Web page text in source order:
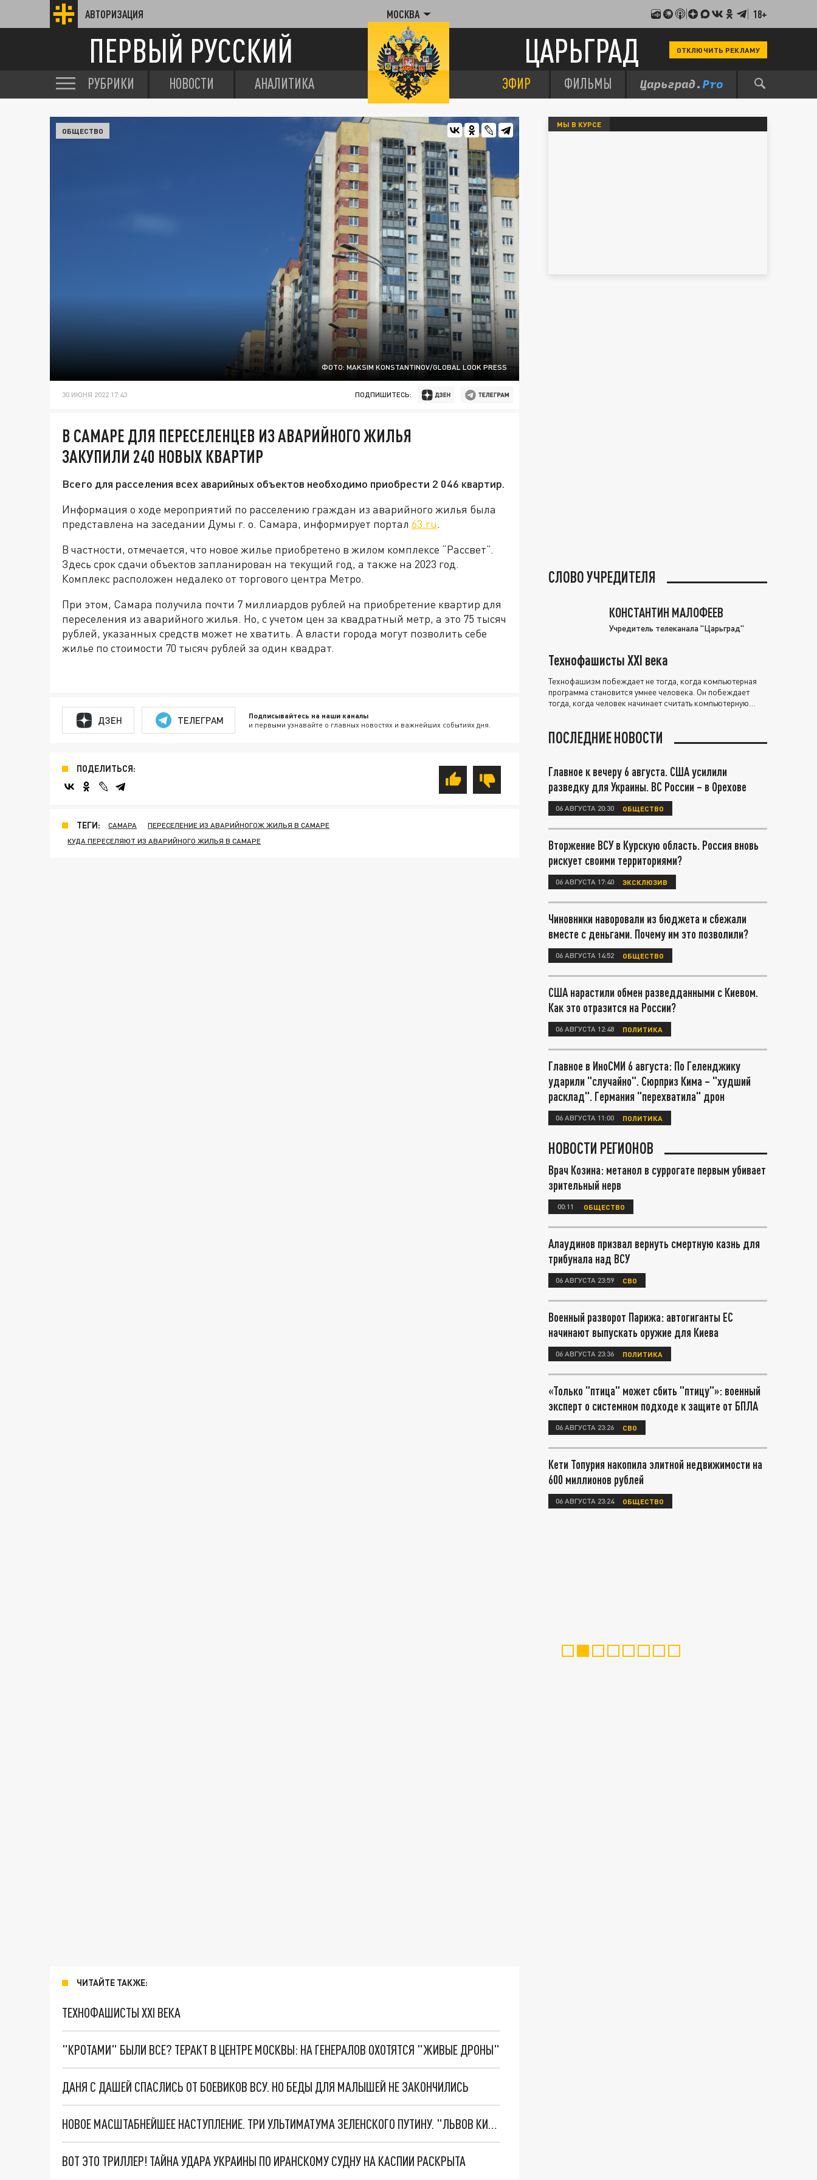
АВТОРИЗАЦИЯ МОСКВА 18+
ПЕРВЫЙ РУССКИЙ ЦАРЬГРАД ОТКЛЮЧИТЬ РЕКЛАМУ
РУБРИКИ НОВОСТИ АНАЛИТИКА ЭФИР ФИЛЬМЫ
ФОТО: MAKSIM KONSTANTINOV/GLOBAL LOOK PRESS
ОБЩЕСТВО
30 ИЮНЯ 2022 17:43 ПОДПИШИТЕСЬ:
В САМАРЕ ДЛЯ ПЕРЕСЕЛЕНЦЕВ ИЗ АВАРИЙНОГО ЖИЛЬЯ
ЗАКУПИЛИ 240 НОВЫХ КВАРТИР
Всего для расселения всех аварийных объектов необходимо приобрести 2 046 квартир.
Информация о ходе мероприятий по расселению граждан из аварийного жилья была
представлена на заседании Думы г. о. Самара, информирует портал 63.ru.
В частности, отмечается, что новое жилье приобретено в жилом комплексе “Рассвет”.
Здесь срок сдачи объектов запланирован на текущий год, а также на 2023 год.
Комплекс расположен недалеко от торгового центра Метро.
При этом, Самара получила почти 7 миллиардов рублей на приобретение квартир для
переселения из аварийного жилья. Но, с учетом цен за квадратный метр, а это 75 тысяч
рублей, указанных средств может не хватить. А власти города могут позволить себе
жилье по стоимости 70 тысяч рублей за один квадрат.
ДЗЕН ТЕЛЕГРАМ Подписывайтесь на наши каналы
и первыми узнавайте о главных новостях и важнейших событиях дня.
ПОДЕЛИТЬСЯ:
ТЕГИ: САМАРА
ПЕРЕСЕЛЕНИЕ ИЗ АВАРИЙНОГОЖ ЖИЛЬЯ В САМАРЕ
КУДА ПЕРЕСЕЛЯЮТ ИЗ АВАРИЙНОГО ЖИЛЬЯ В САМАРЕ
ЧИТАЙТЕ ТАКЖЕ:
ТЕХНОФАШИСТЫ XXI ВЕКА
"КРОТАМИ" БЫЛИ ВСЕ? ТЕРАКТ В ЦЕНТРЕ МОСКВЫ: НА ГЕНЕРАЛОВ ОХОТЯТСЯ "ЖИВЫЕ ДРОНЫ"
ДАНЯ С ДАШЕЙ СПАСЛИСЬ ОТ БОЕВИКОВ ВСУ. НО БЕДЫ ДЛЯ МАЛЫШЕЙ НЕ ЗАКОНЧИЛИСЬ
НОВОЕ МАСШТАБНЕЙШЕЕ НАСТУПЛЕНИЕ. ТРИ УЛЬТИМАТУМА ЗЕЛЕНСКОГО ПУТИНУ. "ЛЬВОВ КИМА" ПОСТАВЯТ НА ПВО? ГЛОБАЛЬНЫЙ ПРОРЫВ ПОД ЗАПОРОЖЬЕМ
ВОТ ЭТО ТРИЛЛЕР! ТАЙНА УДАРА УКРАИНЫ ПО ИРАНСКОМУ СУДНУ НА КАСПИИ РАСКРЫТА
МЫ В КУРСЕ
СЛОВО УЧРЕДИТЕЛЯ
КОНСТАНТИН МАЛОФЕЕВ
Учредитель телеканала "Царьград"
Технофашисты XXI века
Технофашизм побеждает не тогда, когда компьютерная
программа становится умнее человека. Он побеждает
тогда, когда человек начинает считать компьютерную
ПОСЛЕДНИЕ НОВОСТИ
Главное к вечеру 6 августа. США усилили
разведку для Украины. ВС России – в Орехове
06 АВГУСТА 20:30 ОБЩЕСТВО
Вторжение ВСУ в Курскую область. Россия вновь
рискует своими территориями?
06 АВГУСТА 17:40 ЭКСКЛЮЗИВ
Чиновники наворовали из бюджета и сбежали
вместе с деньгами. Почему им это позволили?
06 АВГУСТА 14:52 ОБЩЕСТВО
США нарастили обмен разведданными с Киевом.
Как это отразится на России?
06 АВГУСТА 12:48 ПОЛИТИКА
Главное в ИноСМИ 6 августа: По Геленджику
ударили "случайно". Сюрприз Кима – "худший
расклад". Германия "перехватила" дрон
06 АВГУСТА 11:00 ПОЛИТИКА
НОВОСТИ РЕГИОНОВ
Врач Козина: метанол в суррогате первым убивает
зрительный нерв
00:11 ОБЩЕСТВО
Алаудинов призвал вернуть смертную казнь для
трибунала над ВСУ
06 АВГУСТА 23:59 СВО
Военный разворот Парижа: автогиганты ЕС
начинают выпускать оружие для Киева
06 АВГУСТА 23:36 ПОЛИТИКА
«Только "птица" может сбить "птицу"»: военный
эксперт о системном подходе к защите от БПЛА
06 АВГУСТА 23:26 СВО
Кети Топурия накопила элитной недвижимости на
600 миллионов рублей
06 АВГУСТА 23:24 ОБЩЕСТВО